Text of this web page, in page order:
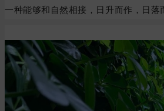
一种能够和自然相接，日升而作，日落